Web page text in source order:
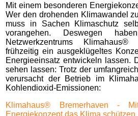
Mit einem besonderen
Wer den drohenden Klimawandel
muss in Sachen Klimaschutz
vorangehen. Deswegen
Netzwerkzentrums Klimahaus®
frühzeitig ein ausgeklügeltes
Energieeinsatz entwickeln lassen.
sehen lassen: Trotz der
verursacht der Betrieb im
Kohlendioxid-Emissionen:
Klimahaus® Bremerhaven -
Energiekonzept das Klima schützen